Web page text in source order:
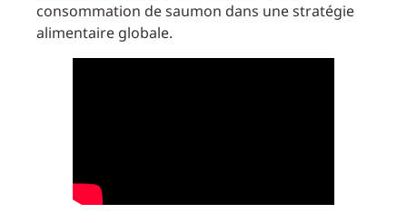
consommation de saumon dans une stratégie
alimentaire globale.